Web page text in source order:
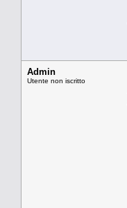
Admin
Utente non iscritto